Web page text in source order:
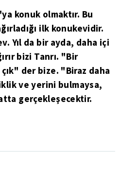
konuk olmaktır. Bu
ilk konukevidir.
Yıl da bir ayda, daha içi
bizi Tanrı. "Bir
der bize. "Biraz daha
ve yerini bulmaysa,
gerçekleşecektir.